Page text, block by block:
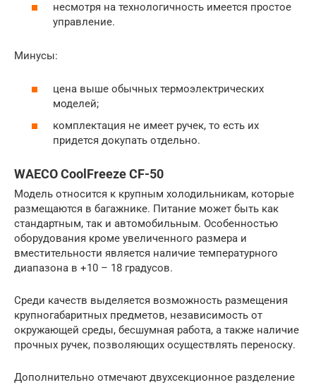
несмотря на технологичность имеется простое
управление.
Минусы:
цена выше обычных термоэлектрических
моделей;
комплектация не имеет ручек, то есть их
придется докупать отдельно.
WAECO CoolFreeze CF-50
Модель относится к крупным холодильникам, которые
размещаются в багажнике. Питание может быть как
стандартным, так и автомобильным. Особенностью
оборудования кроме увеличенного размера и
вместительности является наличие температурного
диапазона в +10 – 18 градусов.
Среди качеств выделяется возможность размещения
крупногабаритных предметов, независимость от
окружающей среды, бесшумная работа, а также наличие
прочных ручек, позволяющих осуществлять переноску.
Дополнительно отмечают двухсекционное разделение